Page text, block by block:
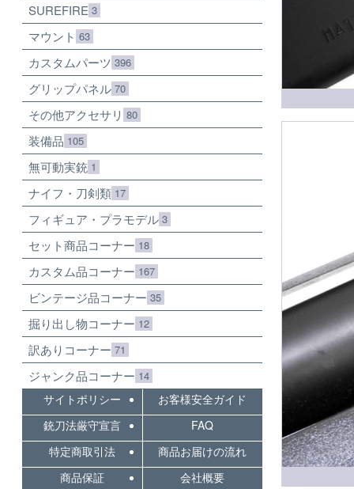
SUREFIRE 3
マウント 63
カスタムパーツ 396
グリップパネル 70
その他アクセサリ 80
装備品 105
無可動実銃 1
ナイフ・刀剣類 17
フィギュア・プラモデル 3
セット商品コーナー 18
カスタム品コーナー 167
ビンテージ品コーナー 35
掘り出し物コーナー 12
訳ありコーナー 71
ジャンク品コーナー 14
サイトポリシー
お客様安全ガイド
銃刀法厳守宣言
FAQ
特定商取引法
商品お届けの流れ
商品保証
会社概要